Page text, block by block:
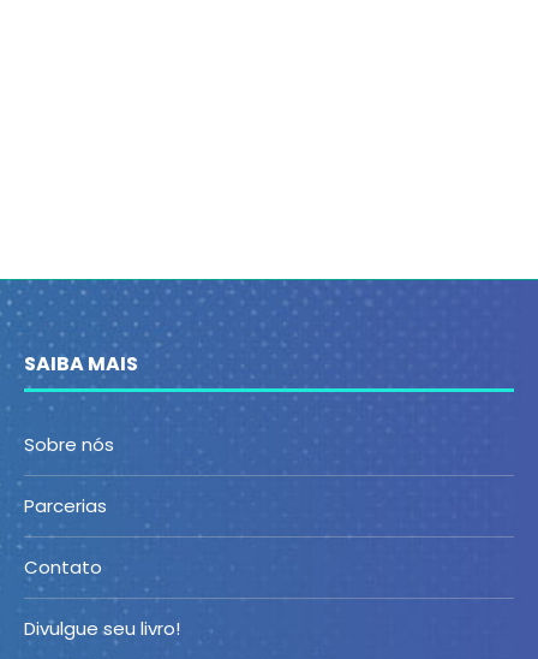
SAIBA MAIS
Sobre nós
Parcerias
Contato
Divulgue seu livro!